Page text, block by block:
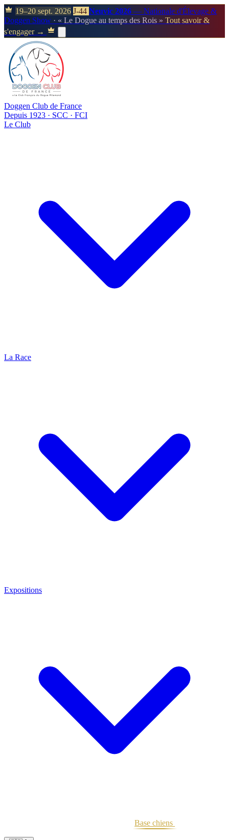
19–20 sept. 2026 J-44 Neuvic 2026 — Nationale d'Élevage &
Doggen Show · « Le Dogue au temps des Rois » Tout savoir &
s'engager →
Doggen Club de France
Depuis 1923 · SCC · FCI
Le Club
La Race
Expositions
Base chiens